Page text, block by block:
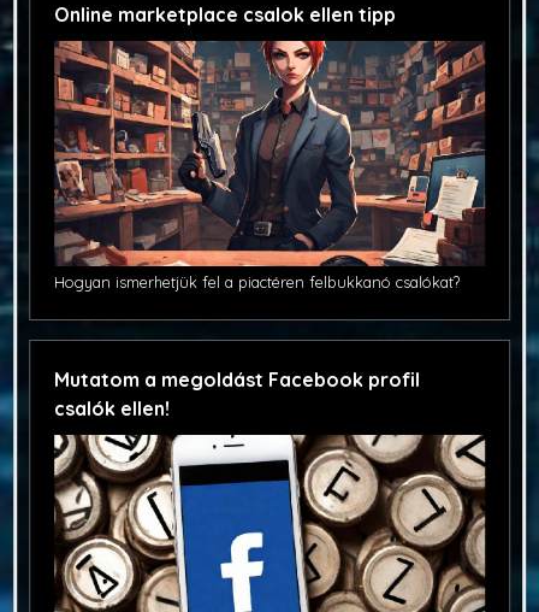
Online marketplace csalok ellen tipp
Hogyan ismerhetjük fel a piactéren felbukkanó csalókat?
Mutatom a megoldást Facebook profil
csalók ellen!